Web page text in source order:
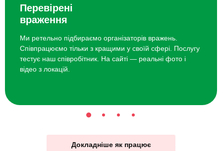
Перевірені
враження
Ми ретельно підбираємо організаторів вражень.
Співпрацюємо тільки з кращими у своїй сфері. Послугу
тестує наш співробітник. На сайті — реальні фото і
відео з локацій.
Докладніше як працює